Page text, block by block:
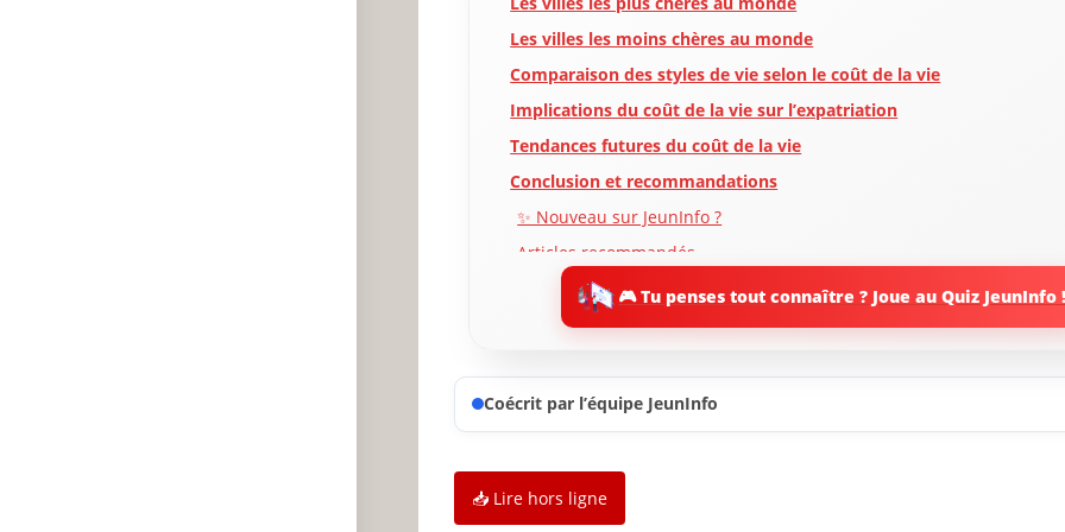
Les villes les moins chères au monde
Comparaison des styles de vie selon le coût de la vie
Implications du coût de la vie sur l’expatriation
Tendances futures du coût de la vie
Conclusion et recommandations
✨ Nouveau sur JeunInfo ?
Articles recommandés
Partager l'amour🎮 Tu penses tout connaître ? Joue au Quiz JeunInfo !
Coécrit par l’équipe JeunInfo
📥 Lire hors ligne